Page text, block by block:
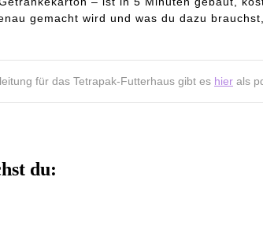
gemacht wird und was du dazu
für das Tetrapak-Futterhaus gibt es hier als
du: